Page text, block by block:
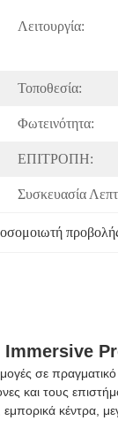
Λειτουργία:
Τοποθεσία:
Φωτεινότητα:
ΕΠΙΤΡΟΠΗ:
Συσκευασία
σε
και τους
κέντρα,